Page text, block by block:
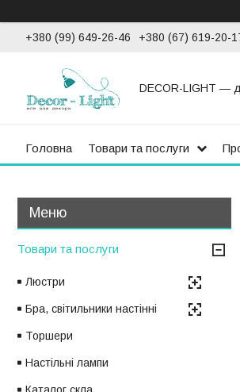
+380 (99) 649-26-46 +380 (67) 619-20-
DECOR-LIGHT —
Головна Товари та послуги
Товари та послуги
Люстри
Бра, світильники настінні
Торшери
Настільні лампи